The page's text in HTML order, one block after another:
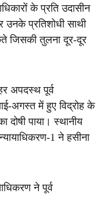
के प्रति उदासीन
प्रतिशोधी साथी
जिसकी तुलना दूर-दूर
अपदस्थ पूर्व
अगस्त में हुए विद्रोह के
दोषी पाया। स्थानीय
1 ने हसीना
ने पूर्व